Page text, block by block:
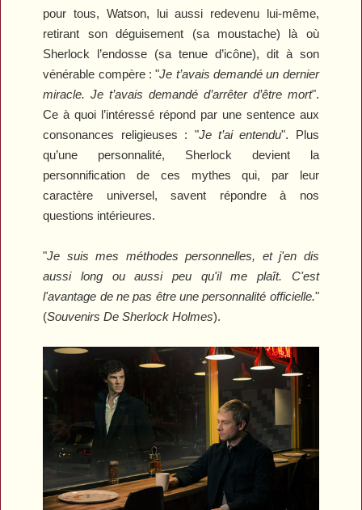
pour tous, Watson, lui aussi redevenu lui-même,
retirant son déguisement (sa moustache) là où
Sherlock l’endosse (sa tenue d’icône), dit à son
vénérable compère : "Je t’avais demandé un dernier
miracle. Je t’avais demandé d’arrêter d’être mort".
Ce à quoi l’intéressé répond par une sentence aux
consonances religieuses : "Je t’ai entendu". Plus
qu’une personnalité, Sherlock devient la
personnification de ces mythes qui, par leur
caractère universel, savent répondre à nos
questions intérieures.
"Je suis mes méthodes personnelles, et j'en dis
aussi long ou aussi peu qu'il me plaît. C'est
l'avantage de ne pas être une personnalité officielle."
(Souvenirs De Sherlock Holmes).